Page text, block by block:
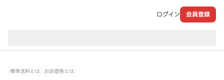
ログイン 会員登録
標準送料とは お店価格とは